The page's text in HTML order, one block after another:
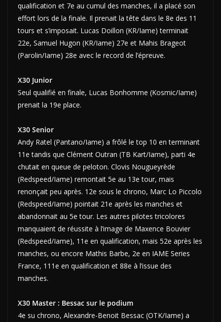
qualification et 7e au cumul des manches, il a placé son
effort lors de la finale. Il prenait la tête dans le 8e des 11
tours et s’imposait. Lucas Doillon (KR/Iame) terminait
22e, Samuel Hugon (KR/Iame) 27e et Mahis Brageot
(Parolin/Iame) 28e avec le record de l’épreuve.
X30 Junior
Seul qualifié en finale, Lucas Bonhomme (Kosmic/Iame)
prenait la 19e place.
X30 Senior
Andy Ratel (Pantano/Iame) a frôlé le top 10 en terminant
11e tandis que Clément Outran (TB Kart/Iame), parti 4e
chutait en queue de peloton. Clovis Nougueyrède
(Redspeed/Iame) remontait 5e au 13e tour, mais
renonçait peu après. 12e sous le chrono, Marc Lo Piccolo
(Redspeed/Iame) pointait 21e après les manches et
abandonnait au 5e tour. Les autres pilotes tricolores
manquaient de réussite à l’image de Maxence Bouvier
(Redspeed/Iame), 11e en qualification, mais 52e après les
manches, ou encore Mathis Barbe, 2e en IAME Series
France, 111e en qualification et 88e à l’issue des
manches.
X30 Master : Bessac sur le podium
4e su chrono, Alexandre-Benoit Bessac (OTK/Iame) a